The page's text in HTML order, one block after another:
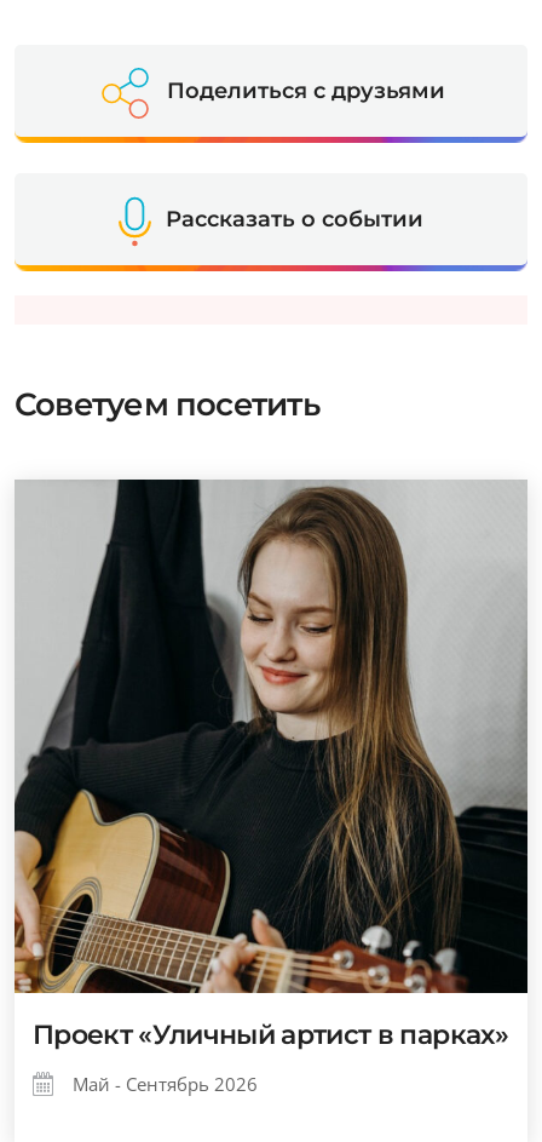
Поделиться с друзьями
Рассказать о событии
Советуем посетить
Проект «Уличный артист в парках»
Май - Сентябрь 2026